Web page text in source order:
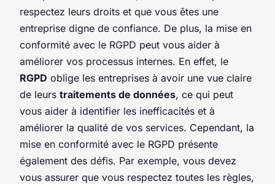
respectez leurs droits et que vous êtes une
entreprise digne de confiance. De plus, la mise en
conformité avec le RGPD peut vous aider à
améliorer vos processus internes. En effet, le
RGPD oblige les entreprises à avoir une vue claire
de leurs traitements de données, ce qui peut
vous aider à identifier les inefficacités et à
améliorer la qualité de vos services. Cependant, la
mise en conformité avec le RGPD présente
également des défis. Par exemple, vous devez
vous assurer que vous respectez toutes les règles,